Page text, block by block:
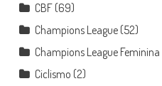
CBF(69)
Champions League(52)
Champions League Feminina
Ciclismo (2)